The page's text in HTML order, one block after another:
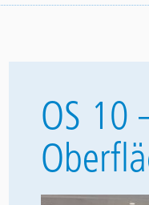
OS 10